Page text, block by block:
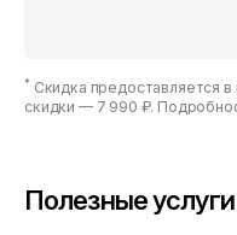
* Скидка предоставляется
скидки — 7 990 ₽.
Полезные услуги